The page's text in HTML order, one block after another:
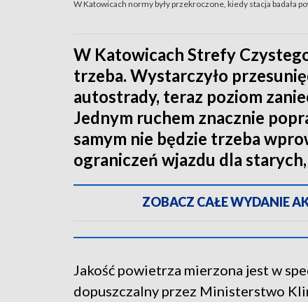
W Katowicach normy były przekroczone, kiedy stacja badała
W Katowicach Strefy
trzeba. Wystarczyło
autostrady, teraz poziom
Jednym ruchem znacznie
samym nie będzie trzeba
ograniczeń wjazdu dla
ZOBACZ CAŁE WYDANIE
Jakość powietrza mierzona jest w
dopuszczalny przez Ministerstwo